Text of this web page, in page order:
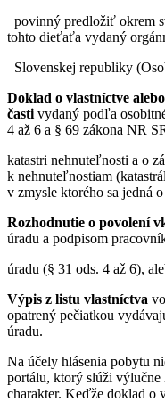
povinný predložiť okrem
tohto dieťaťa vydaný
Slovenskej republiky
Doklad o vlastníctve
časti vydaný podľa
4 až 6 a § 69 zákona NR
katastri nehnuteľnosti a o
k nehnuteľnostiam
v zmysle ktorého sa jedná
Rozhodnutie o povolení
úradu a podpisom
úradu (§ 31 ods. 4 až 6),
Výpis z listu vlastníctva
opatrený pečiatkou
úradu.
Na účely hlásenia pobytu
portálu, ktorý slúži výlučne
charakter. Keďže doklad o